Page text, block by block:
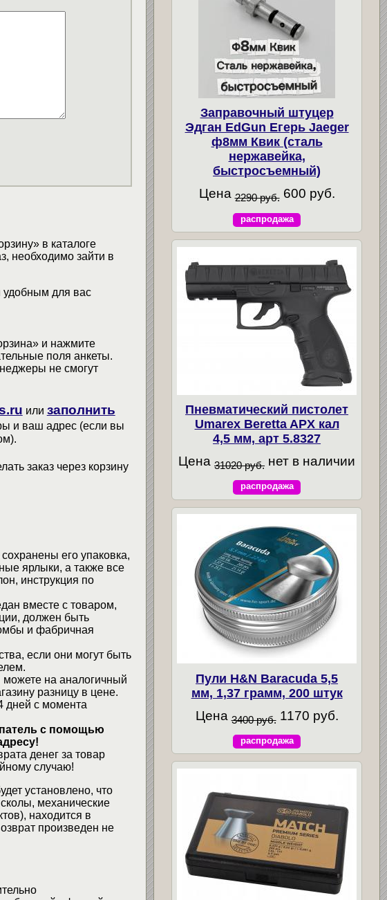
в каталоге
необходимо зайти в
для вас
и нажмите
поля анкеты.
не смогут
или заполнить
и ваш адрес (если вы
заказ через корзину
его упаковка,
ярлыки, а также все
инструкция по
вместе с товаром,
должен быть
и фабричная
если они могут быть
на аналогичный
разницу в цене.
дней с момента
с помощью
денег за товар
случаю!
установлено, что
механические
находится в
произведен не
Заправочный штуцер
Эдган EdGun Егерь Jaeger
ф8мм Квик (сталь
нержавейка,
быстросъемный)
Цена 2290 руб. 600 руб.
распродажа
Пневматический пистолет
Umarex Beretta APX кал
4,5 мм, арт 5.8327
Цена31020 руб. нет в наличии
распродажа
Пули H&N Baracuda 5,5
мм, 1,37 грамм, 200 штук
Цена 3400 руб. 1170 руб.
распродажа